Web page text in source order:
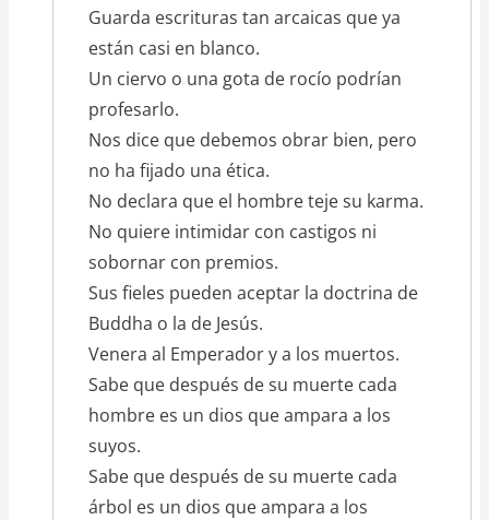
Guarda escrituras tan arcaicas que ya
están casi en blanco.
Un ciervo o una gota de rocío podrían
profesarlo.
Nos dice que debemos obrar bien, pero
no ha fijado una ética.
No declara que el hombre teje su karma.
No quiere intimidar con castigos ni
sobornar con premios.
Sus fieles pueden aceptar la doctrina de
Buddha o la de Jesús.
Venera al Emperador y a los muertos.
Sabe que después de su muerte cada
hombre es un dios que ampara a los
suyos.
Sabe que después de su muerte cada
árbol es un dios que ampara a los